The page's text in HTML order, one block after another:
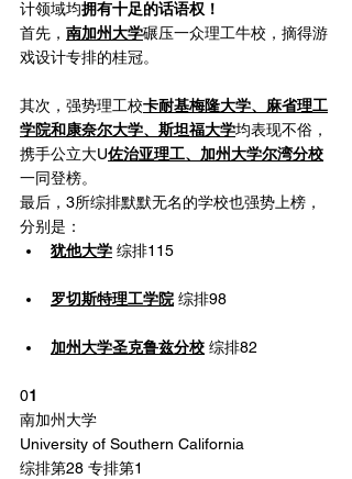
计领域均拥有十足的话语权！
首先， 南加州大学碾压一众理工牛校，摘得游
戏设计专排的桂冠。
其次，强势理工校卡耐基梅隆大学、麻省理工
学院和康奈尔大学、斯坦福大学均表现不俗，
携手公立大U佐治亚理工、加州大学尔湾分校
一同登榜。
最后，3所综排默默无名的学校也强势上榜，
分别是：
犹他大学 综排115
罗切斯特理工学院 综排98
加州大学圣克鲁兹分校 综排82
01
南加州大学
University of Southern California
综排第28 专排第1